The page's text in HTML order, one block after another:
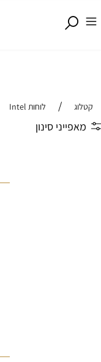
קטלוג / לוחות Intel
מאפייני סינון